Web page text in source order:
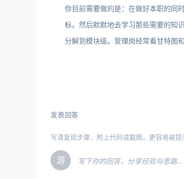
你目前需要做的是：在做好本职的同
标。然后默默地去学习那些需要的知
分解到模块级。管理岗经常看甘特图
发表回答
写清复现步骤，附上代码或截图，更容易被
游 写下你的回答，分享经验与思路…